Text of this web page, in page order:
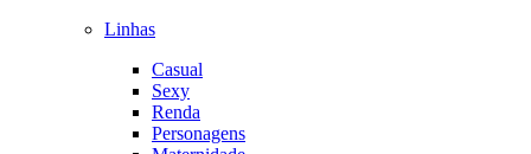
Linhas
Casual
Sexy
Renda
Personagens